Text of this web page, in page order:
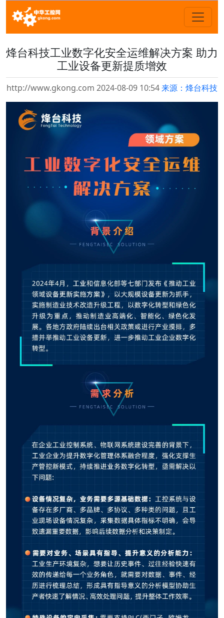
烽台科技工业数字化安全运维解决方案 助力
工业设备更新提质增效
http://www.gkong.com 2024-08-09 10:54来源：烽台科技